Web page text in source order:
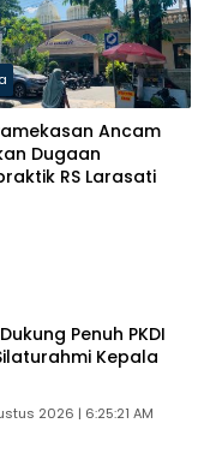
Ancam
Dugaan
RS Larasati
Penuh PKDI
Kepala
2026 | 6:25:21 AM